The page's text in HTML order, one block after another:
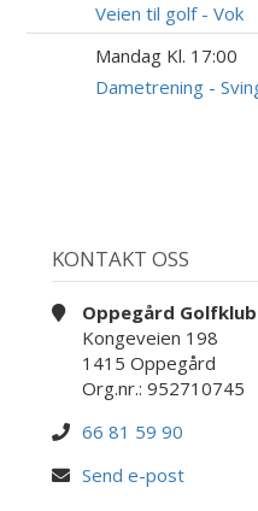
Veien til golf - Vok
Mandag Kl. 17:00
Dametrening -
KONTAKT OSS
Oppegård
Kongeveien 198
1415 Oppegård
Org.nr.: 952710745
66 81 59 90
Send e-post